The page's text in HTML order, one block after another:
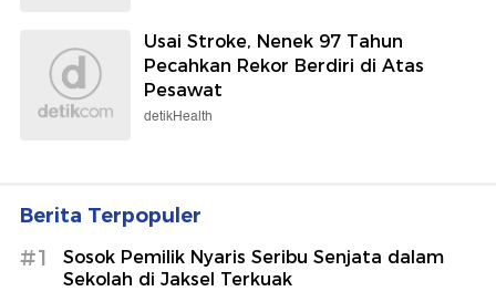
Usai Stroke, Nenek 97 Tahun
Pecahkan Rekor Berdiri di Atas
Pesawat
detikHealth
Berita Terpopuler
#1
Sosok Pemilik Nyaris Seribu Senjata dalam
Sekolah di Jaksel Terkuak